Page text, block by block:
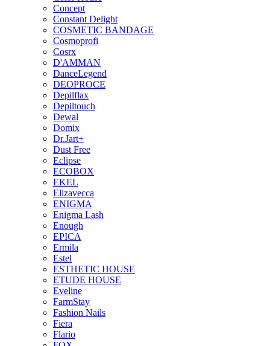
Concept
Constant Delight
COSMETIC BANDAGE
Cosmoprofi
Cosrx
D'AMMAN
DanceLegend
DEOPROCE
Depilflax
Depiltouch
Dewal
Domix
Dr.Jart+
Dust Free
Eclipse
ECOBOX
EKEL
Elizavecca
ENIGMA
Enigma Lash
Enough
EPICA
Ermila
Estel
ESTHETIC HOUSE
ETUDE HOUSE
Eveline
FarmStay
Fashion Nails
Fiera
Flario